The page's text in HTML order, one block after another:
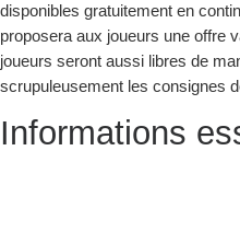
disponibles gratuitement en
proposera aux joueurs une offre
joueurs seront aussi libres de
scrupuleusement les consignes
Informations